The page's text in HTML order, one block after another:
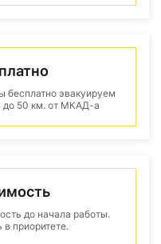
бесплатно эвакуируем
до 50 км. от МКАД-а
до начала работы.
в приоритете.